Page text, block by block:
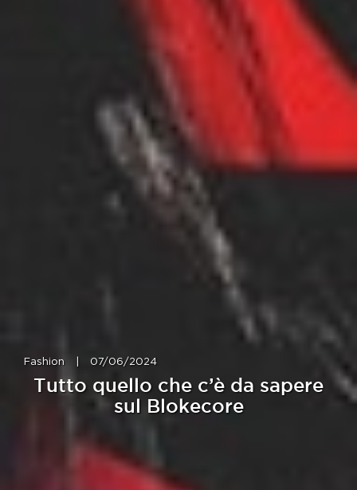
Fashion 07/06/2024
Tutto quello che c’è da sapere
sul Blokecore